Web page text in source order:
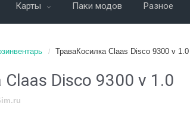
Карты Паки модов Разное
ТраваКосилка Claas Disco 9300 v 1.0
Disco 9300 v 1.0